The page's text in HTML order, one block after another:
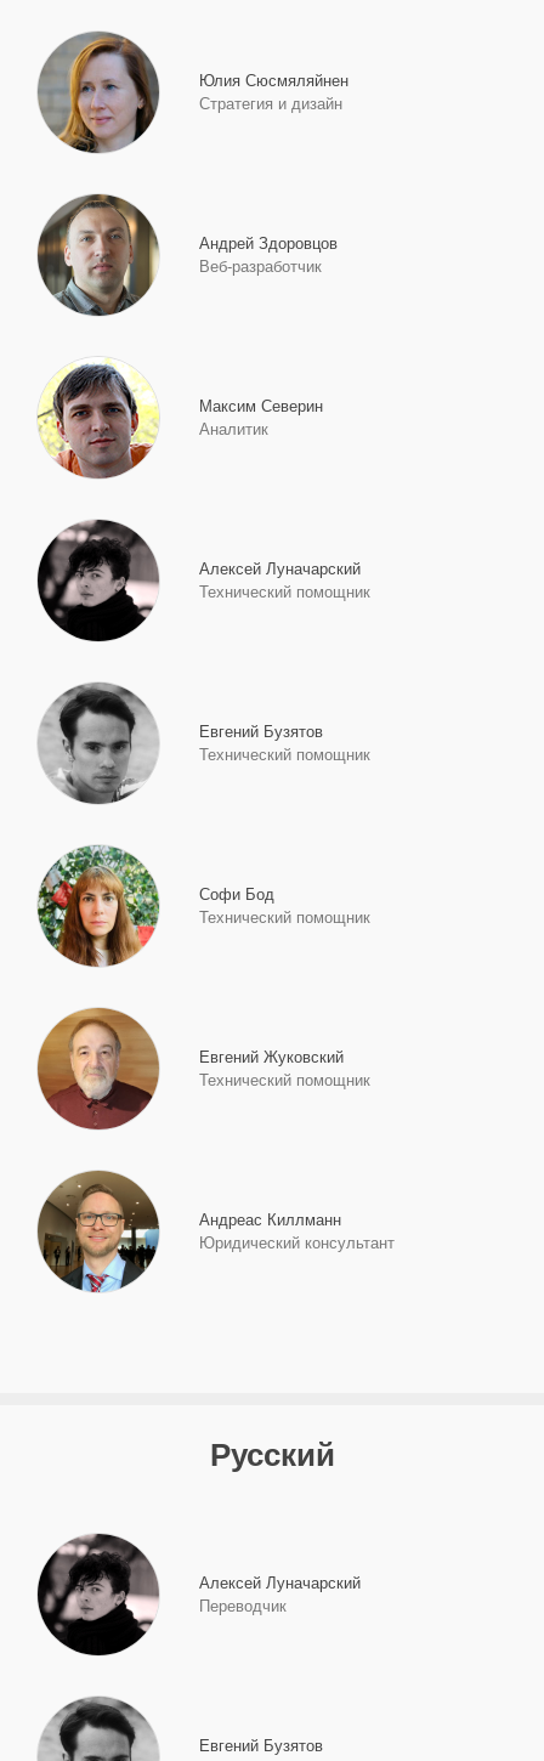
Юлия Сюсмяляйнен
Стратегия и дизайн
Андрей Здоровцов
Веб-разработчик
Максим Северин
Аналитик
Алексей Луначарский
Технический помощник
Евгений Бузятов
Технический помощник
Софи Бод
Технический помощник
Евгений Жуковский
Технический помощник
Андреас Киллманн
Юридический консультант
Русский
Алексей Луначарский
Переводчик
Евгений Бузятов